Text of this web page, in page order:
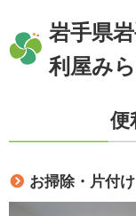
岩手県
利屋み
便
お掃除・片付け